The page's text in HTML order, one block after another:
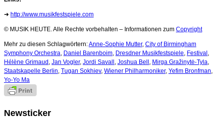
➜ http://www.musikfestspiele.com
© MUSIK HEUTE. Alle Rechte vorbehalten – Informationen zum Copyright
Mehr zu diesen Schlagwörtern:Anne-Sophie Mutter, City of Birmingham
Symphony Orchestra, Daniel Barenboim, Dresdner Musikfestspiele, Festival ,
Hélène Grimaud , Jan Vogler, Jordi Savall , Joshua Bell , Mirga Gražinytė-Tyla,
Staatskapelle Berlin, Tugan Sokhiev, Wiener Philharmoniker, Yefim Bronfman,
Yo-Yo Ma
Newsticker